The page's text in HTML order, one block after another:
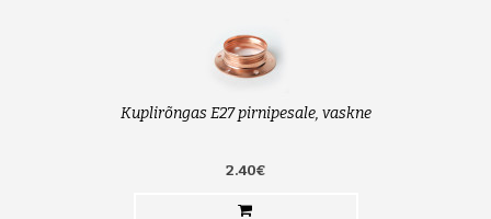
Kuplirõngas E27 pirnipesale, vaskne
2.40€